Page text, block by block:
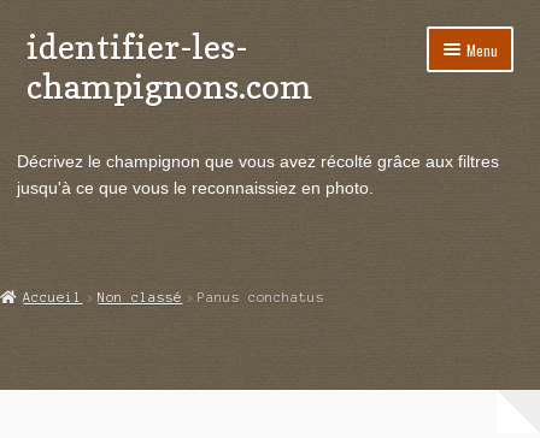
Aller
à
la
Aller
au
contenu
identifier-les-
champignons.com
Menu
le
Actualités
Echanges et contacts
Décrivez le champignon que vous avez récolté grâce aux filtres
jusqu'à ce que vous le reconnaissiez en photo.
Accueil Non classé Panus conchatus